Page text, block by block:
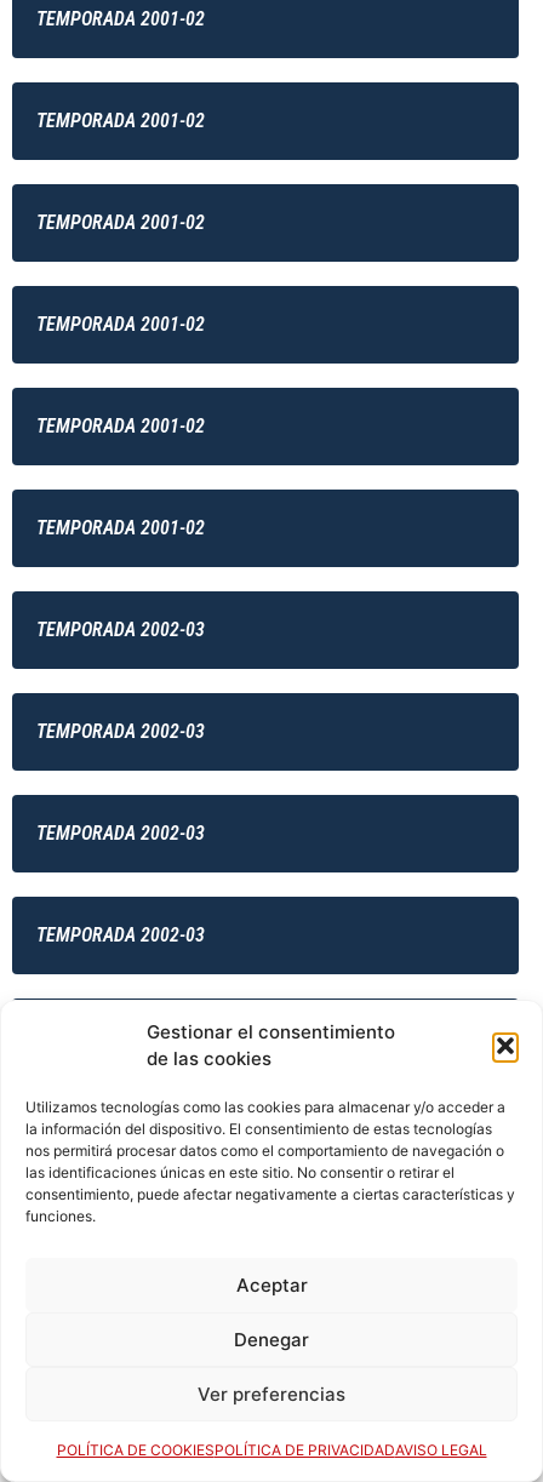
Gestionar el consentimiento
de las cookies
Utilizamos tecnologías como las cookies para almacenar y/o acceder a
la información del dispositivo. El consentimiento de estas tecnologías
nos permitirá procesar datos como el comportamiento de navegación o
las identificaciones únicas en este sitio. No consentir o retirar el
consentimiento, puede afectar negativamente a ciertas características y
funciones.
Aceptar
Denegar
Ver preferencias
POLÍTICA DE COOKIESPOLÍTICA DE PRIVACIDADAVISO LEGAL
TEMPORADA 2001-02
TEMPORADA 2001-02
TEMPORADA 2001-02
TEMPORADA 2001-02
TEMPORADA 2001-02
TEMPORADA 2001-02
TEMPORADA 2002-03
TEMPORADA 2002-03
TEMPORADA 2002-03
TEMPORADA 2002-03
TEMPORADA 2003-04
TEMPORADA 2003-04
TEMPORADA 2004-05